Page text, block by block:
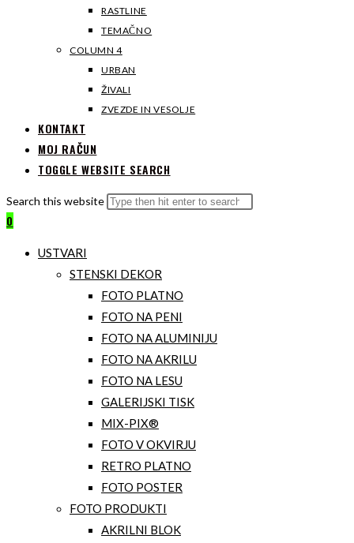
RASTLINE
TEMAČNO
COLUMN 4
URBAN
ŽIVALI
ZVEZDE IN VESOLJE
KONTAKT
MOJ RAČUN
TOGGLE WEBSITE SEARCH
Search this website
0
USTVARI
STENSKI DEKOR
FOTO PLATNO
FOTO NA PENI
FOTO NA ALUMINIJU
FOTO NA AKRILU
FOTO NA LESU
GALERIJSKI TISK
MIX-PIX®
FOTO V OKVIRJU
RETRO PLATNO
FOTO POSTER
FOTO PRODUKTI
AKRILNI BLOK